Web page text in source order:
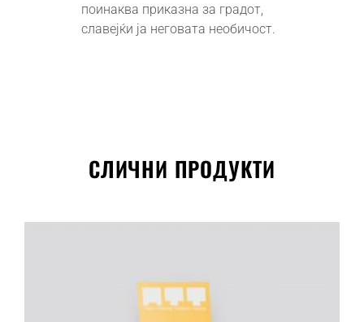
поинаква приказна за градот,
славејќи ја неговата необичост.
СЛИЧНИ ПРОДУКТИ